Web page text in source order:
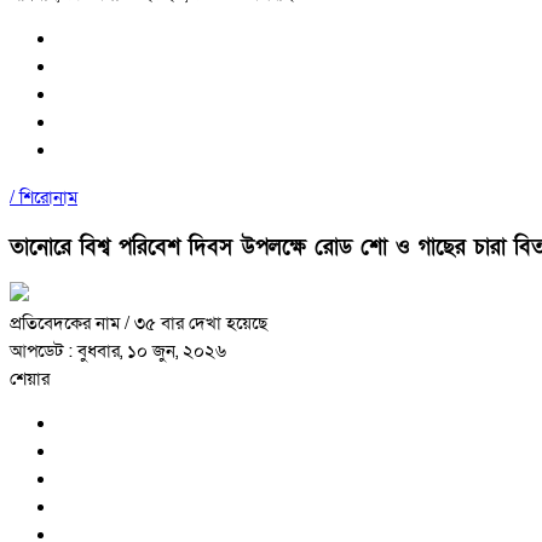
/শিরোনাম
তানোরে বিশ্ব পরিবেশ দিবস উপলক্ষে রোড শো ও গাছের চারা
প্রতিবেদকের নাম/ ৩৫ বার দেখা হয়েছে
আপডেট : বুধবার, ১০ জুন, ২০২৬
শেয়ার